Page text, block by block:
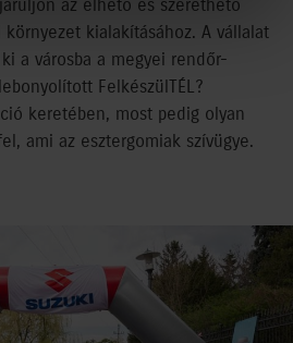
az élhető és szerethető
kialakításához. A vállalat
a városba a megyei rendőr-
FelkészülTÉL?
keretében, most pedig olyan
ami az esztergomiak szívügye.